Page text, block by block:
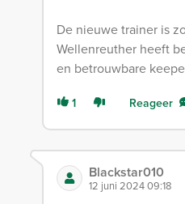
De nieuwe trainer is
Wellenreuther heeft
en betrouwbare
1 Reageer
Blackstar010
12 juni 2024 09:18